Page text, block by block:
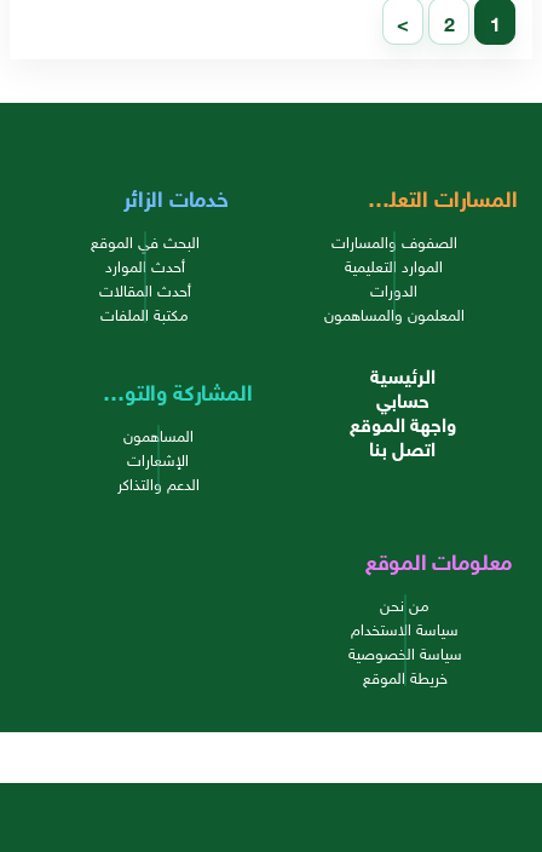
1
2
>
المسارات التعليمية
الصفوف والمسارات
الموارد التعليمية
الدورات
المعلمون والمساهمون
خدمات الزائر
البحث في الموقع
أحدث الموارد
أحدث المقالات
مكتبة الملفات
الرئيسية
حسابي
واجهة الموقع
اتصل بنا
المشاركة والتواصل
المساهمون
الإشعارات
الدعم والتذاكر
معلومات الموقع
من نحن
سياسة الاستخدام
سياسة الخصوصية
خريطة الموقع